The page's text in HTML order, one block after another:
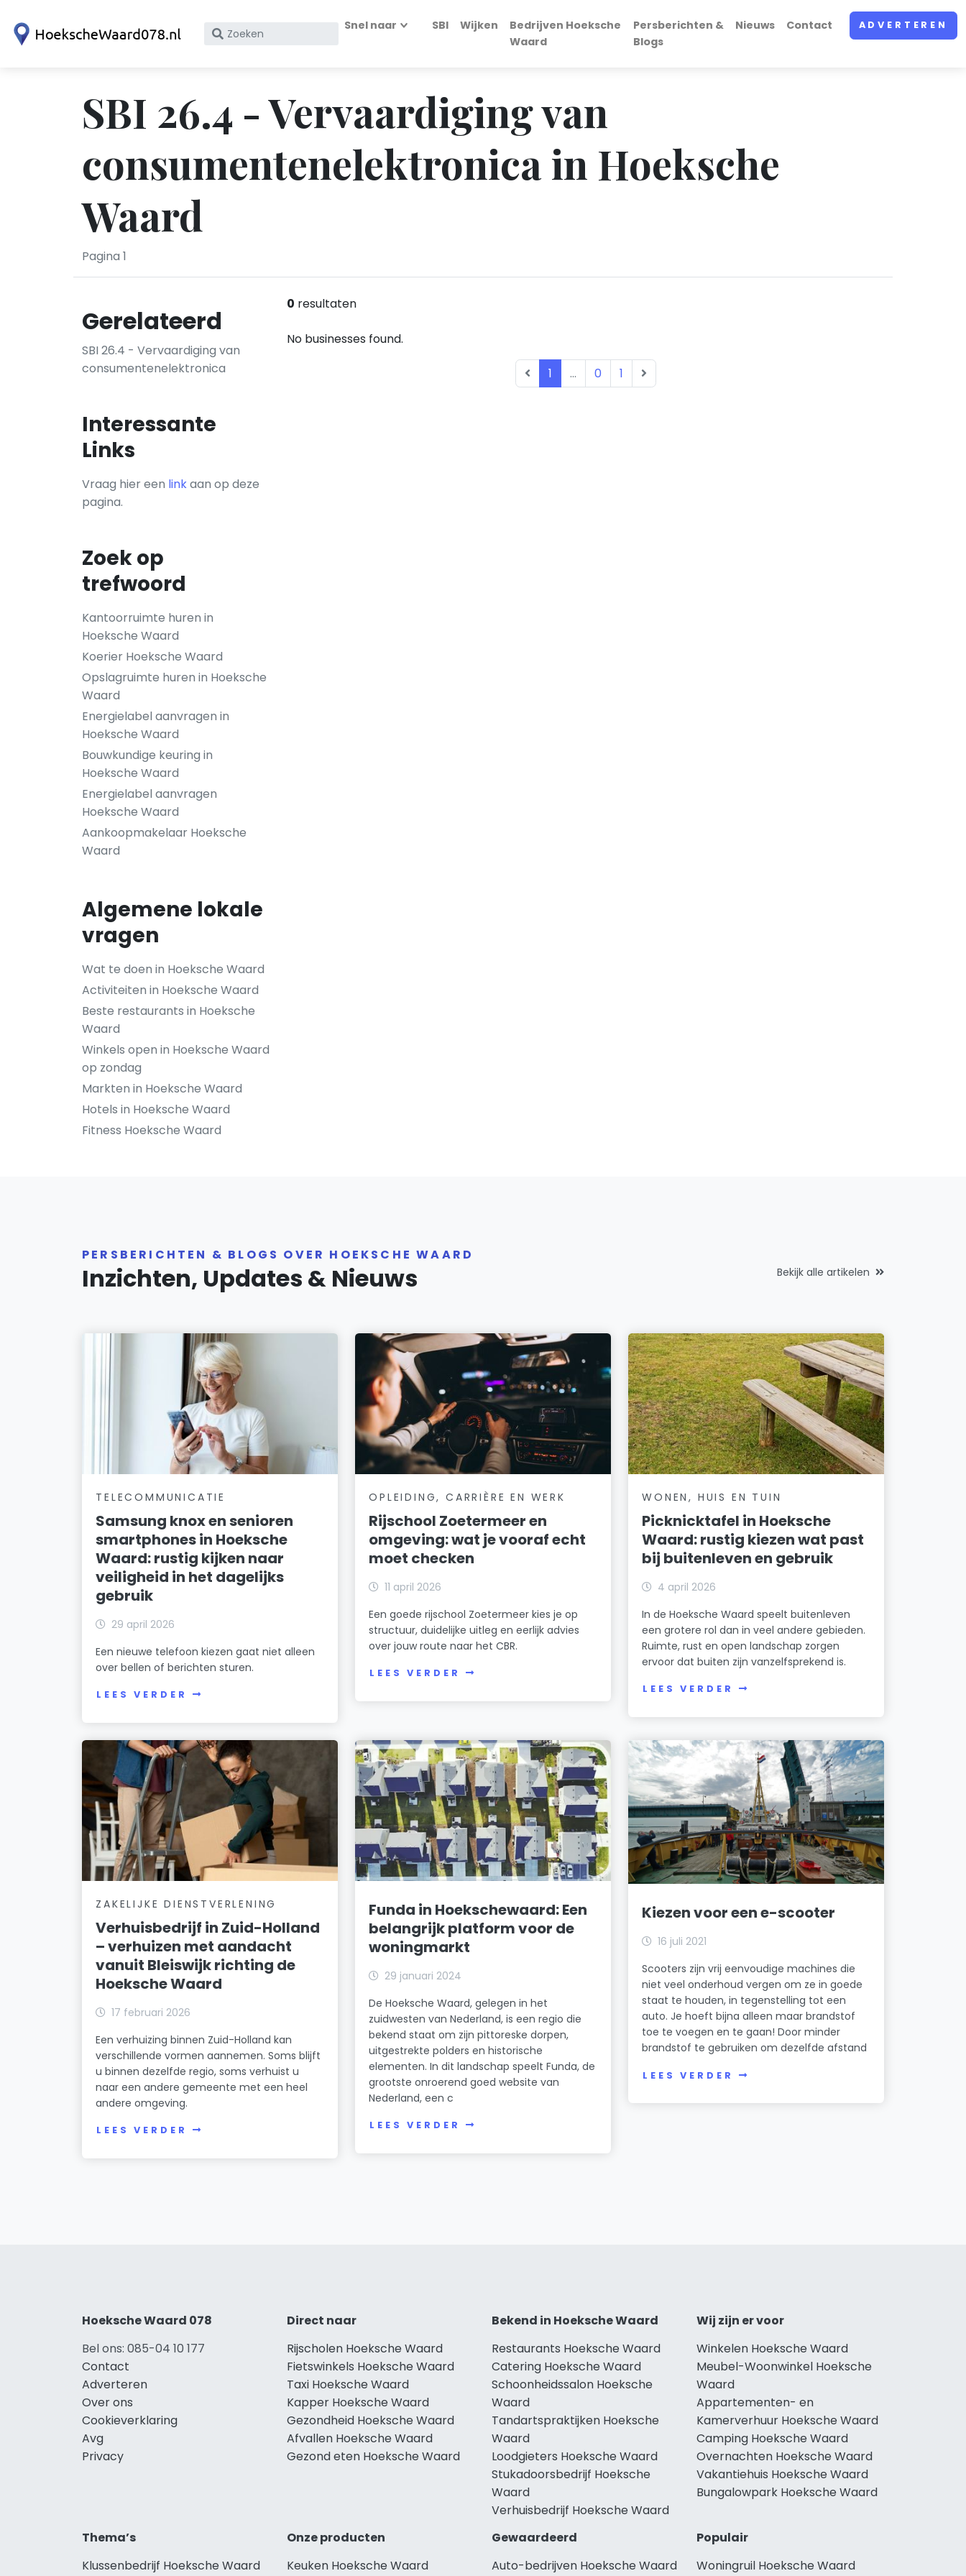
Zoek
KvK
nummer
Snel naar SBI Wijken
Bedrijven Hoeksche
Waard
Persberichten &
Blogs
Nieuws Contact ADVERTEREN
SBI 26.4 - Vervaardiging van
consumentenelektronica in Hoeksche
Waard
Pagina 1
Gerelateerd
SBI 26.4 - Vervaardiging van
consumentenelektronica
Interessante
Links
Vraag hier een linkaan op deze
pagina.
Zoek op
trefwoord
Kantoorruimte huren in
Hoeksche Waard
Koerier Hoeksche Waard
Opslagruimte huren in Hoeksche
Waard
Energielabel aanvragen in
Hoeksche Waard
Bouwkundige keuring in
Hoeksche Waard
Energielabel aanvragen
Hoeksche Waard
Aankoopmakelaar Hoeksche
Waard
Algemene lokale
vragen
Wat te doen in Hoeksche Waard
Activiteiten in Hoeksche Waard
Beste restaurants in Hoeksche
Waard
Winkels open in Hoeksche Waard
op zondag
Markten in Hoeksche Waard
Hotels in Hoeksche Waard
Fitness Hoeksche Waard
0 resultaten
No businesses found.
1 ... 0 1
PERSBERICHTEN & BLOGS OVER HOEKSCHE WAARD
Inzichten, Updates & Nieuws Bekijk alle artikelen
TELECOMMUNICATIE
Samsung knox en senioren
smartphones in Hoeksche
Waard: rustig kijken naar
veiligheid in het dagelijks
gebruik
29 april 2026
Een nieuwe telefoon kiezen gaat niet alleen
over bellen of berichten sturen.
LEES VERDER
OPLEIDING, CARRIÈRE EN WERK
Rijschool Zoetermeer en
omgeving: wat je vooraf echt
moet checken
11 april 2026
Een goede rijschool Zoetermeer kies je op
structuur, duidelijke uitleg en eerlijk advies
over jouw route naar het CBR.
LEES VERDER
WONEN, HUIS EN TUIN
Picknicktafel in Hoeksche
Waard: rustig kiezen wat past
bij buitenleven en gebruik
4 april 2026
In de Hoeksche Waard speelt buitenleven
een grotere rol dan in veel andere gebieden.
Ruimte, rust en open landschap zorgen
ervoor dat buiten zijn vanzelfsprekend is.
LEES VERDER
ZAKELIJKE DIENSTVERLENING
Verhuisbedrijf in Zuid-Holland
– verhuizen met aandacht
vanuit Bleiswijk richting de
Hoeksche Waard
17 februari 2026
Een verhuizing binnen Zuid-Holland kan
verschillende vormen aannemen. Soms blijft
u binnen dezelfde regio, soms verhuist u
naar een andere gemeente met een heel
andere omgeving.
LEES VERDER
Funda in Hoekschewaard: Een
belangrijk platform voor de
woningmarkt
29 januari 2024
De Hoeksche Waard, gelegen in het
zuidwesten van Nederland, is een regio die
bekend staat om zijn pittoreske dorpen,
uitgestrekte polders en historische
elementen. In dit landschap speelt Funda, de
grootste onroerend goed website van
Nederland, een c
LEES VERDER
Kiezen voor een e-scooter
16 juli 2021
Scooters zijn vrij eenvoudige machines die
niet veel onderhoud vergen om ze in goede
staat te houden, in tegenstelling tot een
auto. Je hoeft bijna alleen maar brandstof
toe te voegen en te gaan! Door minder
brandstof te gebruiken om dezelfde afstand
LEES VERDER
Hoeksche Waard 078
Bel ons: 085-04 10 177
Contact
Adverteren
Over ons
Cookieverklaring
Avg
Privacy
Direct naar
Rijscholen Hoeksche Waard
Fietswinkels Hoeksche Waard
Taxi Hoeksche Waard
Kapper Hoeksche Waard
Gezondheid Hoeksche Waard
Afvallen Hoeksche Waard
Gezond eten Hoeksche Waard
Bekend in Hoeksche Waard
Restaurants Hoeksche Waard
Catering Hoeksche Waard
Schoonheidssalon Hoeksche
Waard
Tandartspraktijken Hoeksche
Waard
Loodgieters Hoeksche Waard
Stukadoorsbedrijf Hoeksche
Waard
Verhuisbedrijf Hoeksche Waard
Wij zijn er voor
Winkelen Hoeksche Waard
Meubel-Woonwinkel Hoeksche
Waard
Appartementen- en
Kamerverhuur Hoeksche Waard
Camping Hoeksche Waard
Overnachten Hoeksche Waard
Vakantiehuis Hoeksche Waard
Bungalowpark Hoeksche Waard
Thema’s
Klussenbedrijf Hoeksche Waard
Onze producten
Keuken Hoeksche Waard
Gewaardeerd
Auto-bedrijven Hoeksche Waard
Populair
Woningruil Hoeksche Waard